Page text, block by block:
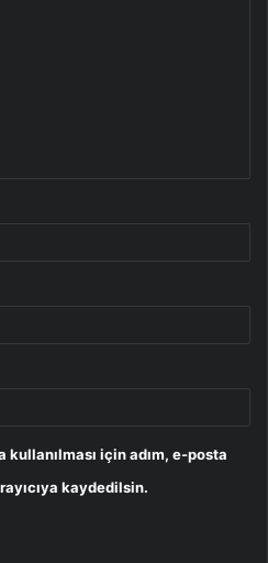
kullanılması için adım, e-posta
kaydedilsin.